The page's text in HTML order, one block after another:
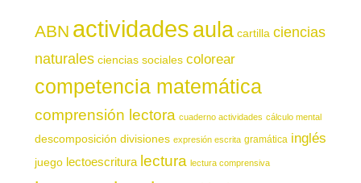
ABN actividadesaula cartilla ciencias
naturales ciencias sociales colorear
competencia matemática
comprensión lectora cuaderno actividades cálculo mental
descomposición divisiones expresión escrita gramática inglés
juego lectoescritura lectura lectura comprensiva